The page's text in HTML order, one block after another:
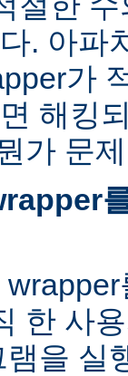
. 아파
가
해킹
가 문
한 사
을 실